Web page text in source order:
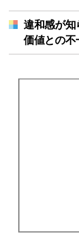
違和感が知
価値との不